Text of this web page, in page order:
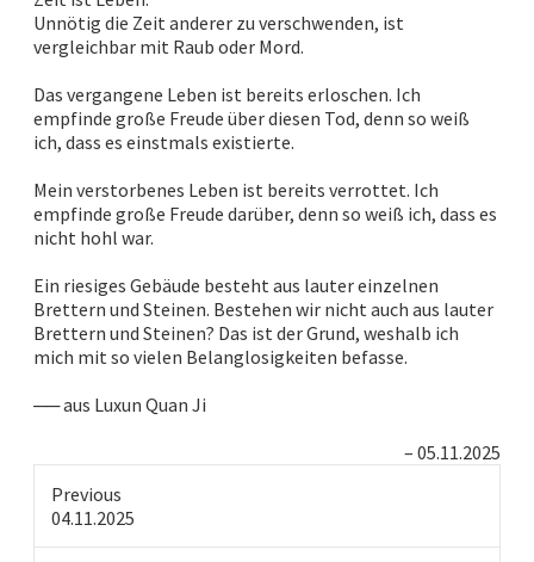
Unnötig die Zeit anderer zu verschwenden, ist
vergleichbar mit Raub oder Mord.
Das vergangene Leben ist bereits erloschen. Ich
empfinde große Freude über diesen Tod, denn so weiß
ich, dass es einstmals existierte.
Mein verstorbenes Leben ist bereits verrottet. Ich
empfinde große Freude darüber, denn so weiß ich, dass es
nicht hohl war.
Ein riesiges Gebäude besteht aus lauter einzelnen
Brettern und Steinen. Bestehen wir nicht auch aus lauter
Brettern und Steinen? Das ist der Grund, weshalb ich
mich mit so vielen Belanglosigkeiten befasse.
── aus Luxun Quan Ji
05.11.2025
Previous
Previous
04.11.2025